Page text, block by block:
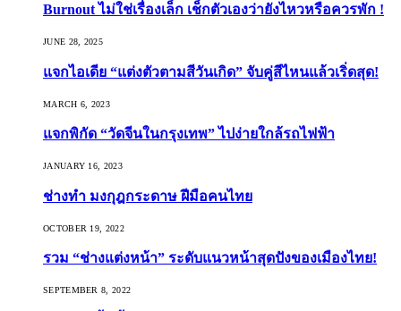
Burnout ไม่ใช่เรื่องเล็ก เช็กตัวเองว่ายังไหวหรือควรพัก !
JUNE 28, 2025
แจกไอเดีย “แต่งตัวตามสีวันเกิด” จับคู่สีไหนแล้วเริ่ดสุด!
MARCH 6, 2023
แจกพิกัด “วัดจีนในกรุงเทพ” ไปง่ายใกล้รถไฟฟ้า
JANUARY 16, 2023
ช่างทำ มงกุฎกระดาษ ฝีมือคนไทย
OCTOBER 19, 2022
รวม “ช่างแต่งหน้า” ระดับแนวหน้าสุดปังของเมืองไทย!
SEPTEMBER 8, 2022